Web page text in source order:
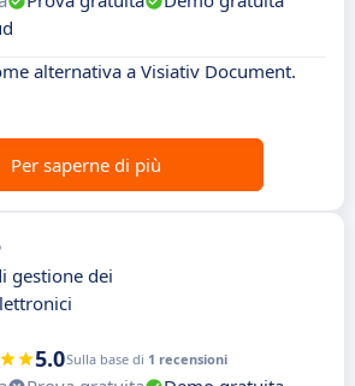
alternativa a Visiativ Document.
Per saperne di più
gestione dei
5.0Sulla base di 1 recensioni